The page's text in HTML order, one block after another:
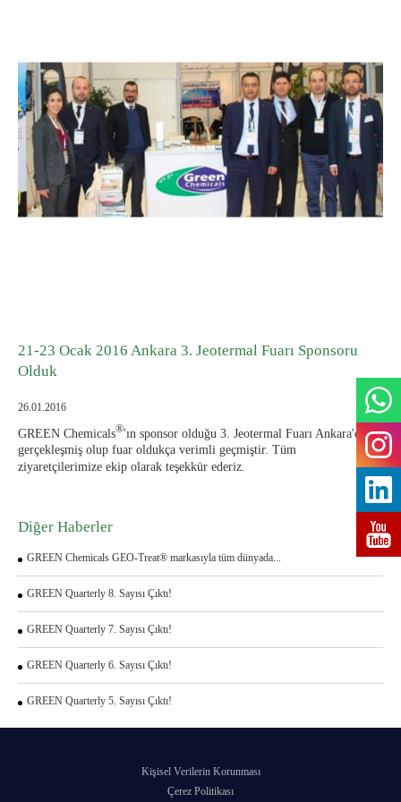
21-23 Ocak 2016 Ankara 3. Jeotermal Fuarı Sponsoru
Olduk
26.01.2016
GREEN Chemicals®'ın sponsor olduğu 3. Jeotermal Fuarı Ankara'da
gerçekleşmiş olup fuar oldukça verimli geçmiştir. Tüm
ziyaretçilerimize ekip olarak teşekkür ederiz.
Diğer Haberler
GREEN Chemicals GEO-Treat® markasıyla tüm dünyada...
GREEN Quarterly 8. Sayısı Çıktı!
GREEN Quarterly 7. Sayısı Çıktı!
GREEN Quarterly 6. Sayısı Çıktı!
GREEN Quarterly 5. Sayısı Çıktı!
Kişisel Verilerin Korunması
Çerez Politikası
Kurumsal Girişimcilik Ruhu
İş Başvuru Formu
TreatON®